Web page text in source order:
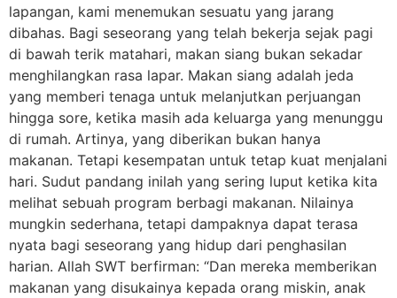
lapangan, kami menemukan sesuatu yang jarang
dibahas. Bagi seseorang yang telah bekerja sejak pagi
di bawah terik matahari, makan siang bukan sekadar
menghilangkan rasa lapar. Makan siang adalah jeda
yang memberi tenaga untuk melanjutkan perjuangan
hingga sore, ketika masih ada keluarga yang menunggu
di rumah. Artinya, yang diberikan bukan hanya
makanan. Tetapi kesempatan untuk tetap kuat menjalani
hari. Sudut pandang inilah yang sering luput ketika kita
melihat sebuah program berbagi makanan. Nilainya
mungkin sederhana, tetapi dampaknya dapat terasa
nyata bagi seseorang yang hidup dari penghasilan
harian. Allah SWT berfirman: “Dan mereka memberikan
makanan yang disukainya kepada orang miskin, anak